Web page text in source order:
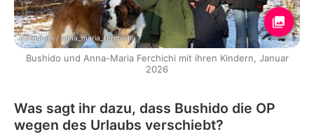
Instagram / anna_maria_ferchichi
Bushido und Anna-Maria Ferchichi mit ihren Kindern, Januar
2026
Was sagt ihr dazu, dass Bushido die OP
wegen des Urlaubs verschiebt?